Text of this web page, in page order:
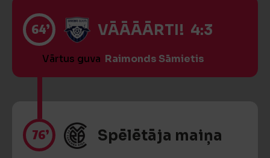
64’ VĀĀĀĀRTI! 4:3
Vārtus guva Raimonds Sāmietis
76’ Spēlētāja maiņa